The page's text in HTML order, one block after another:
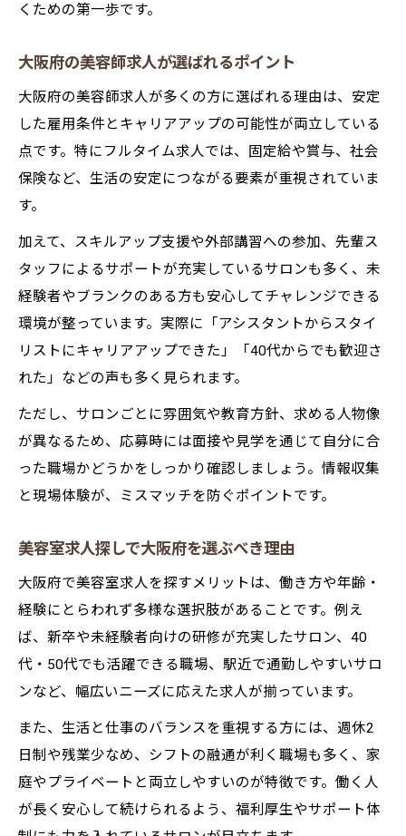
くための第一歩です。
大阪府の美容師求人が選ばれるポイント
大阪府の美容師求人が多くの方に選ばれる理由は、安定
した雇用条件とキャリアアップの可能性が両立している
点です。特にフルタイム求人では、固定給や賞与、社会
保険など、生活の安定につながる要素が重視されていま
す。
加えて、スキルアップ支援や外部講習への参加、先輩ス
タッフによるサポートが充実しているサロンも多く、未
経験者やブランクのある方も安心してチャレンジできる
環境が整っています。実際に「アシスタントからスタイ
リストにキャリアアップできた」「40代からでも歓迎さ
れた」などの声も多く見られます。
ただし、サロンごとに雰囲気や教育方針、求める人物像
が異なるため、応募時には面接や見学を通じて自分に合
った職場かどうかをしっかり確認しましょう。情報収集
と現場体験が、ミスマッチを防ぐポイントです。
美容室求人探しで大阪府を選ぶべき理由
大阪府で美容室求人を探すメリットは、働き方や年齢・
経験にとらわれず多様な選択肢があることです。例え
ば、新卒や未経験者向けの研修が充実したサロン、40
代・50代でも活躍できる職場、駅近で通勤しやすいサロ
ンなど、幅広いニーズに応えた求人が揃っています。
また、生活と仕事のバランスを重視する方には、週休2
日制や残業少なめ、シフトの融通が利く職場も多く、家
庭やプライベートと両立しやすいのが特徴です。働く人
が長く安心して続けられるよう、福利厚生やサポート体